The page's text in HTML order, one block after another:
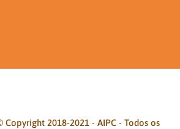
Copyright 2018-2021 - AIPC - Todos os